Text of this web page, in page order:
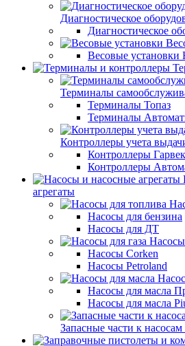
Диагностическое
Диагностическое
Весовые установки
Терминалы
Терминалы Топаз
Терминалы
Контроллеры учета
Контроллеры
Контроллеры
агрегаты
Насосы для бензина
Насосы для ДТ
Насосы
Насосы Corken
Насосы Petroland
Насосы для масла
Насосы для масла
Запасные части к